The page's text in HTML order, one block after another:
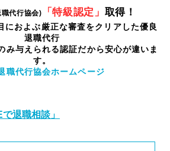
代行協会) 「特級認定」 取得！
におよぶ厳正な審査をクリアした優良
退職代行
み与えられる認証だから安心が違いま
す。
職代行協会ホームページ
で退職相談」